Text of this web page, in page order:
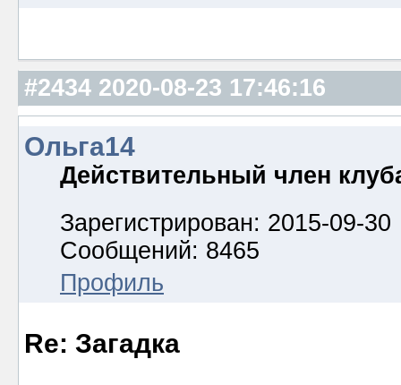
#2434 2020-08-23 17:46:16
Ольга14
Действительный член
Зарегистрирован: 2015-09-30
Сообщений: 8465
Профиль
Re: Загадка